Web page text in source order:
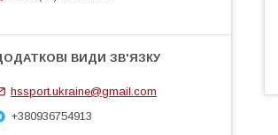
hssport.ukraine@gmail.com
+380936754913